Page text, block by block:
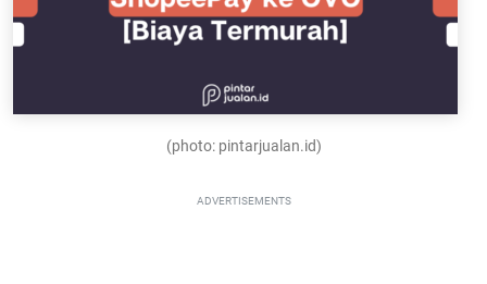
(photo: pintarjualan.id)
ADVERTISEMENTS